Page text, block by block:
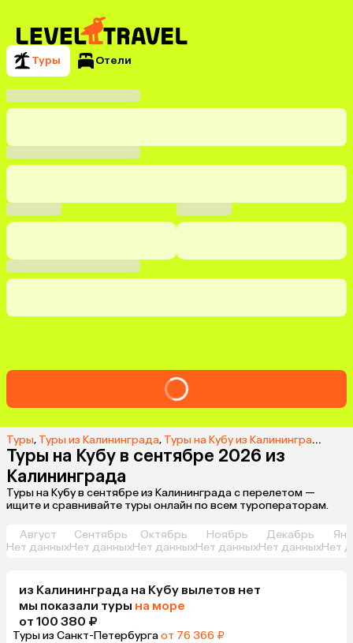
Туры Отели
Туры, Туры из Калининграда, Туры на Кубу из Калининграда
Туры на Кубу в сентябре 2026 из
Калининграда
Туры на Кубу в сентябре из Калининграда с перелетом —
ищите и сравнивайте туры онлайн по всем туроператорам.
Август
Нет данных
Сентябрь
Нет данных
Октябрь
Нет данных
Ноябрь
Нет данных
Декабрь
Нет данныхНет
из Калининграда на Кубу вылетов нет
мы показали туры на море
от 100 380 ₽
Туры из Санкт-Петербургаот 76 366 ₽